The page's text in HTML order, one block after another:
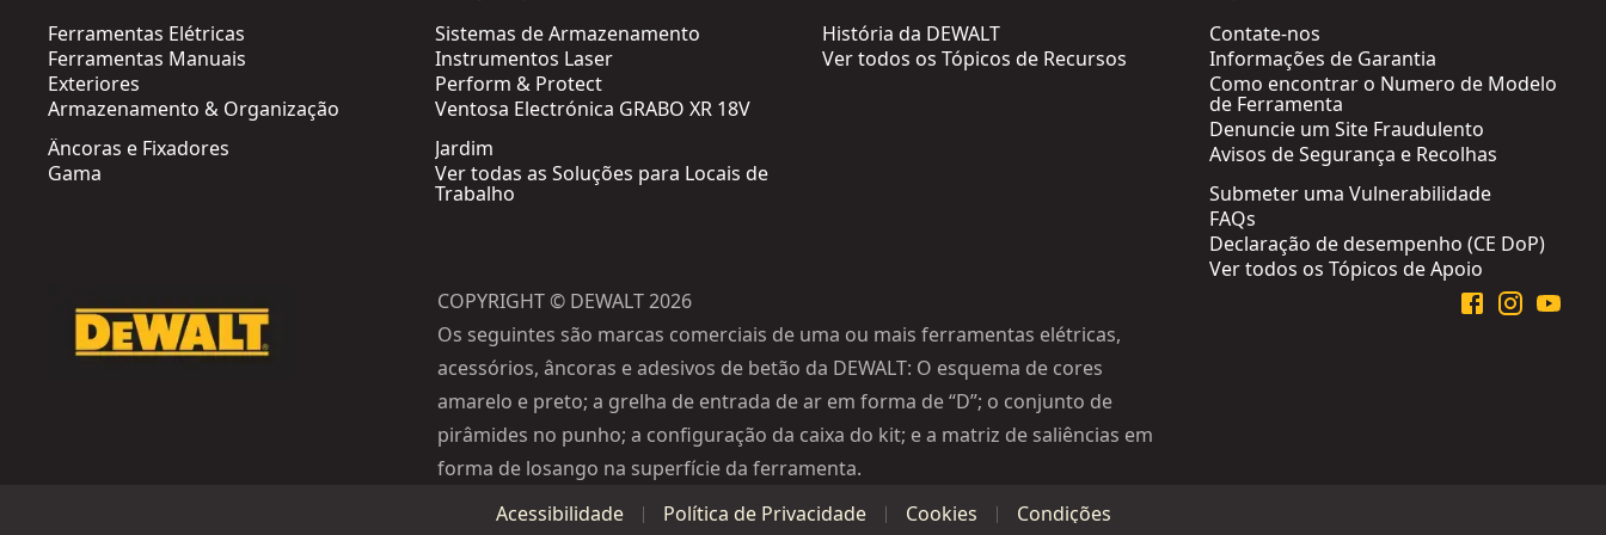
Ferramentas Elétricas
Ferramentas Manuais
Exteriores
Armazenamento & Organização
Âncoras e Fixadores
Gama
Sistemas de Armazenamento
Instrumentos Laser
Perform & Protect
Ventosa Electrónica GRABO XR 18V
Jardim
Ver todas as Soluções para Locais de
Trabalho
História da DEWALT
Ver todos os Tópicos de Recursos
Contate-nos
Informações de Garantia
Como encontrar o Numero de Modelo
de Ferramenta
Denuncie um Site Fraudulento
Avisos de Segurança e Recolhas
Submeter uma Vulnerabilidade
FAQs
Declaração de desempenho (CE DoP)
Ver todos os Tópicos de Apoio
COPYRIGHT © DEWALT 2026
Os seguintes são marcas comerciais de uma ou mais ferramentas elétricas,
acessórios, âncoras e adesivos de betão da DEWALT: O esquema de cores
amarelo e preto; a grelha de entrada de ar em forma de “D”; o conjunto de
pirâmides no punho; a configuração da caixa do kit; e a matriz de saliências em
forma de losango na superfície da ferramenta.
Acessibilidade
Política de Privacidade Cookies Condições